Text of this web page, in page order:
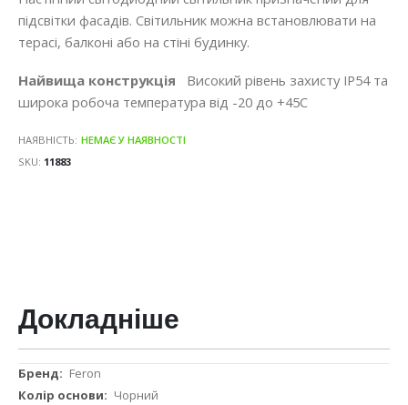
підсвітки фасадів. Світильник можна встановлювати на
терасі, балконі або на стіні будинку.
Найвища конструкція Високий рівень захисту IP54 та
широка робоча температура від -20 до +45С
НАЯВНІСТЬ: НЕМАЄ У НАЯВНОСТІ
SKU 11883
Докладніше
ДокладнішеFeron
Чорний